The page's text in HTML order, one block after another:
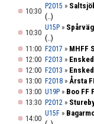
10:30
P2015 »
(..)
10:30
U15P »
(..)
11:00 F2017 » MHFF
12:00 F2013 »
12:00 F2013 »
13:00 F2018 » Årsta
13:00 U19P » Boo FF
13:30 P2012 »
14:00
U15F »